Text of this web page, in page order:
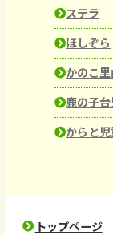
ステラ
ほしぞら
かのこ
鹿の子
からと
トップページ